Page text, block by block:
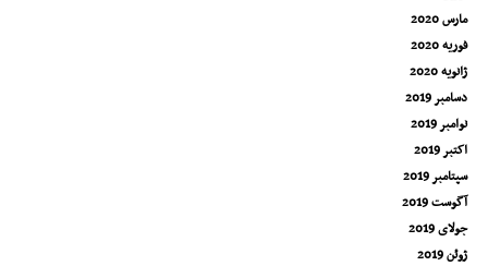
مارس 2020
فوریه 2020
ژانویه 2020
دسامبر 2019
نوامبر 2019
اکتبر 2019
سپتامبر 2019
آگوست 2019
جولای 2019
ژوئن 2019